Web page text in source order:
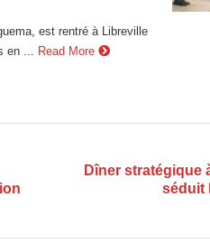
est rentré à Libreville
en ... Read More
Dîner stratégique
séduit